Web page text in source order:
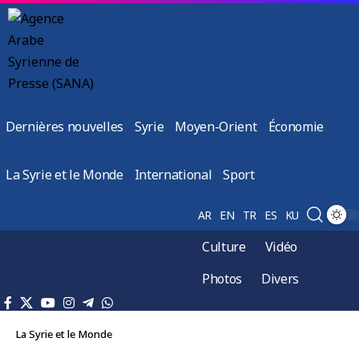
Dernières nouvelles Syrie Moyen-Orient Économie
La Syrie et le Monde International Sport
AR EN TR ES KU
Culture
Vidéo
Photos
Divers
La Syrie et le Monde